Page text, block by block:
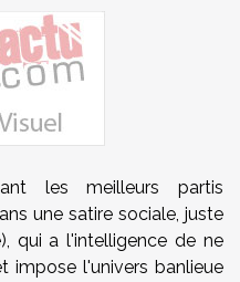
les meilleurs partis
une satire sociale, juste
qui a l'intelligence de ne
impose l'univers banlieue